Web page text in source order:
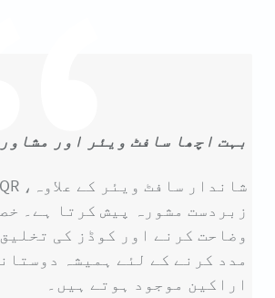
بہت اچھا سافٹ ویئر اور
زبردست مشورہ پیش کرتا ہے۔
وضاحت کرنے اور کوڈز کی
مدد کرنے کے لئے ہمیشہ
اراکین موجود ہوتے ہیں۔